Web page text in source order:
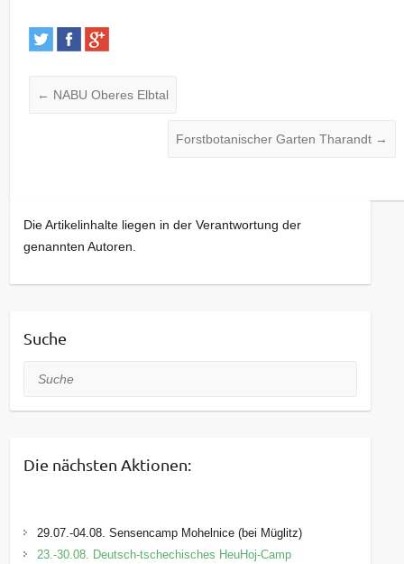
← NABU Oberes Elbtal
Forstbotanischer Garten Tharandt →
Die Artikelinhalte liegen in der Verantwortung der
genannten Autoren.
Suche
Suche
Die nächsten Aktionen:
29.07.-04.08. Sensencamp Mohelnice (bei Müglitz)
23.-30.08. Deutsch-tschechisches HeuHoj-Camp